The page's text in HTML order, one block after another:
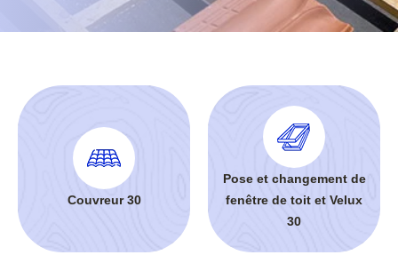
Couvreur 30
Pose et changement de
fenêtre de toit et Velux
30